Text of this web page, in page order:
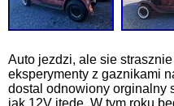
Auto jezdzi, ale sie
eksperymenty z gaznikami
dostal odnowiony orginalny
jak 12V itede. W tym roku